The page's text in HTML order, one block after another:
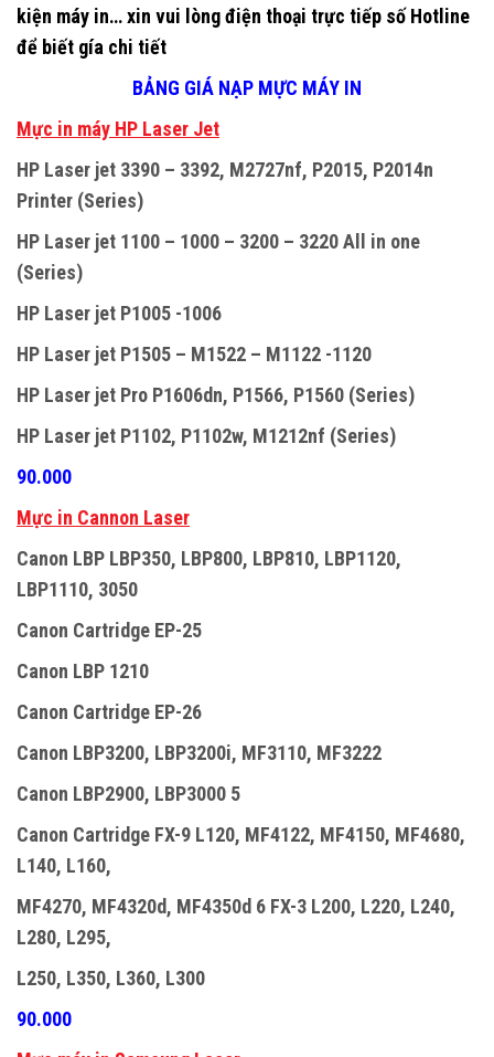
kiện máy in… xin vui lòng điện thoại trực tiếp số Hotline
để biết gía chi tiết
BẢNG GIÁ NẠP MỰC MÁY IN
Mực in máy HP Laser Jet
HP Laser jet 3390 – 3392, M2727nf, P2015, P2014n
Printer (Series)
HP Laser jet 1100 – 1000 – 3200 – 3220 All in one
(Series)
HP Laser jet P1005 -1006
HP Laser jet P1505 – M1522 – M1122 -1120
HP Laser jet Pro P1606dn, P1566, P1560 (Series)
HP Laser jet P1102, P1102w, M1212nf (Series)
90.000
Mực in Cannon Laser
Canon LBP LBP350, LBP800, LBP810, LBP1120,
LBP1110, 3050
Canon Cartridge EP-25
Canon LBP 1210
Canon Cartridge EP-26
Canon LBP3200, LBP3200i, MF3110, MF3222
Canon LBP2900, LBP3000 5
Canon Cartridge FX-9 L120, MF4122, MF4150, MF4680,
L140, L160,
MF4270, MF4320d, MF4350d 6 FX-3 L200, L220, L240,
L280, L295,
L250, L350, L360, L300
90.000